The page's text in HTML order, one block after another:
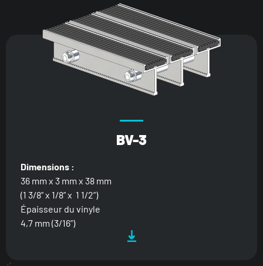
BV-3
Dimensions :
36 mm x 3 mm x 38 mm
(1 3/8” x 1/8” x 1 1/2”)
Épaisseur du vinyle
4,7 mm (3/16”)